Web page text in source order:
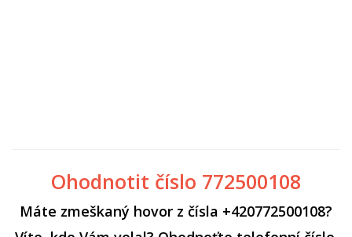
Ohodnotit číslo 772500108
Máte zmeškaný hovor z čísla +420772500108?